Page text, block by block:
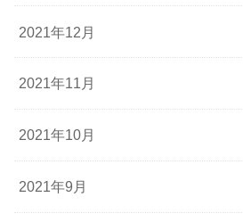
2021年12月
2021年11月
2021年10月
2021年9月